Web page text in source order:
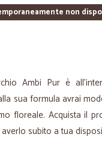
non
Ambi Pur è
sua formula avrai
floreale. Acquista il
subito a tua